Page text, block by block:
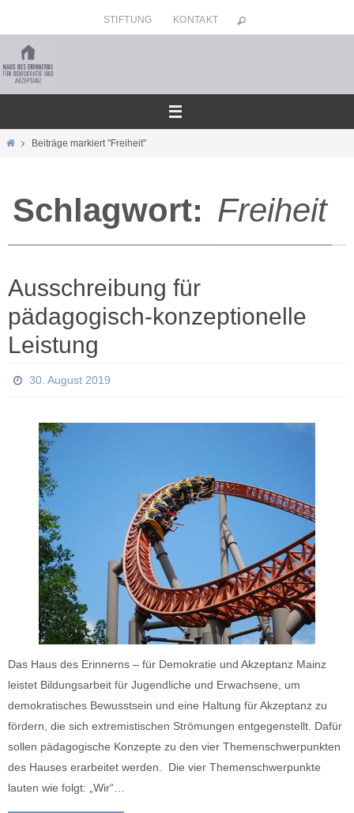
Inhalt
springen
STIFTUNG KONTAKT
HomeBeiträge markiert "Freiheit"
Schlagwort: Freiheit
Ausschreibung für
pädagogisch-konzeptionelle
Leistung
30. August 2019
Das Haus des Erinnerns – für Demokratie und Akzeptanz Mainz
leistet Bildungsarbeit für Jugendliche und Erwachsene, um
demokratisches Bewusstsein und eine Haltung für Akzeptanz zu
fördern, die sich extremistischen Strömungen entgegenstellt. Dafür
sollen pädagogische Konzepte zu den vier Themenschwerpunkten
des Hauses erarbeitet werden. Die vier Themenschwerpunkte
lauten wie folgt: „Wir“…